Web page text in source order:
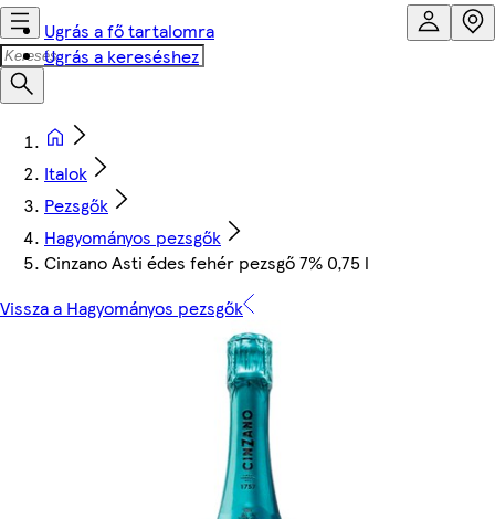
Ugrás a fő tartalomra
Ugrás a kereséshez
Italok
Pezsgők
Hagyományos pezsgők
Cinzano Asti édes fehér pezsgő 7% 0,75 l
Vissza a Hagyományos pezsgők